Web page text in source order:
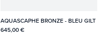
AQUASCAPHE BRONZE - BLEU GILT
645,00 €